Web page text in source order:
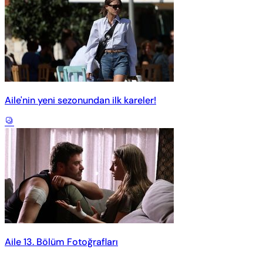
Aile'nin yeni sezonundan ilk kareler!
Aile 13. Bölüm Fotoğrafları